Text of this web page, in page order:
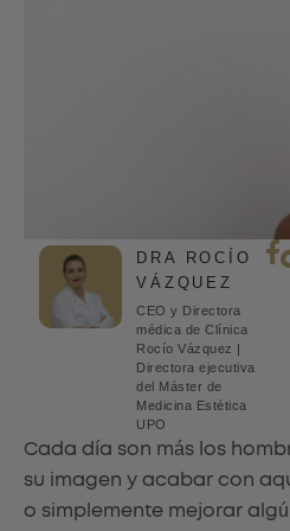
DRA ROCÍO
VÁZQUEZ
CEO y Directora
médica de Clínica
Rocío Vázquez |
Directora ejecutiva
del Máster de
Medicina Estética
UPO
Cada día son más los
su imagen y acabar con
o simplemente mejorar